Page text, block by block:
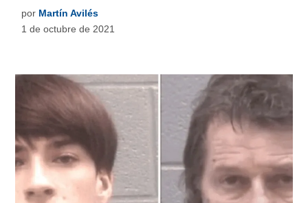
por Martín Avilés
1 de octubre de 2021